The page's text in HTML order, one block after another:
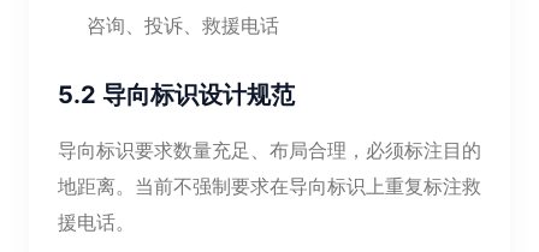
咨询、投诉、救援电话
5.2 导向标识设计规范
导向标识要求数量充足、布局合理，必须标注目的
地距离。当前不强制要求在导向标识上重复标注救
援电话。